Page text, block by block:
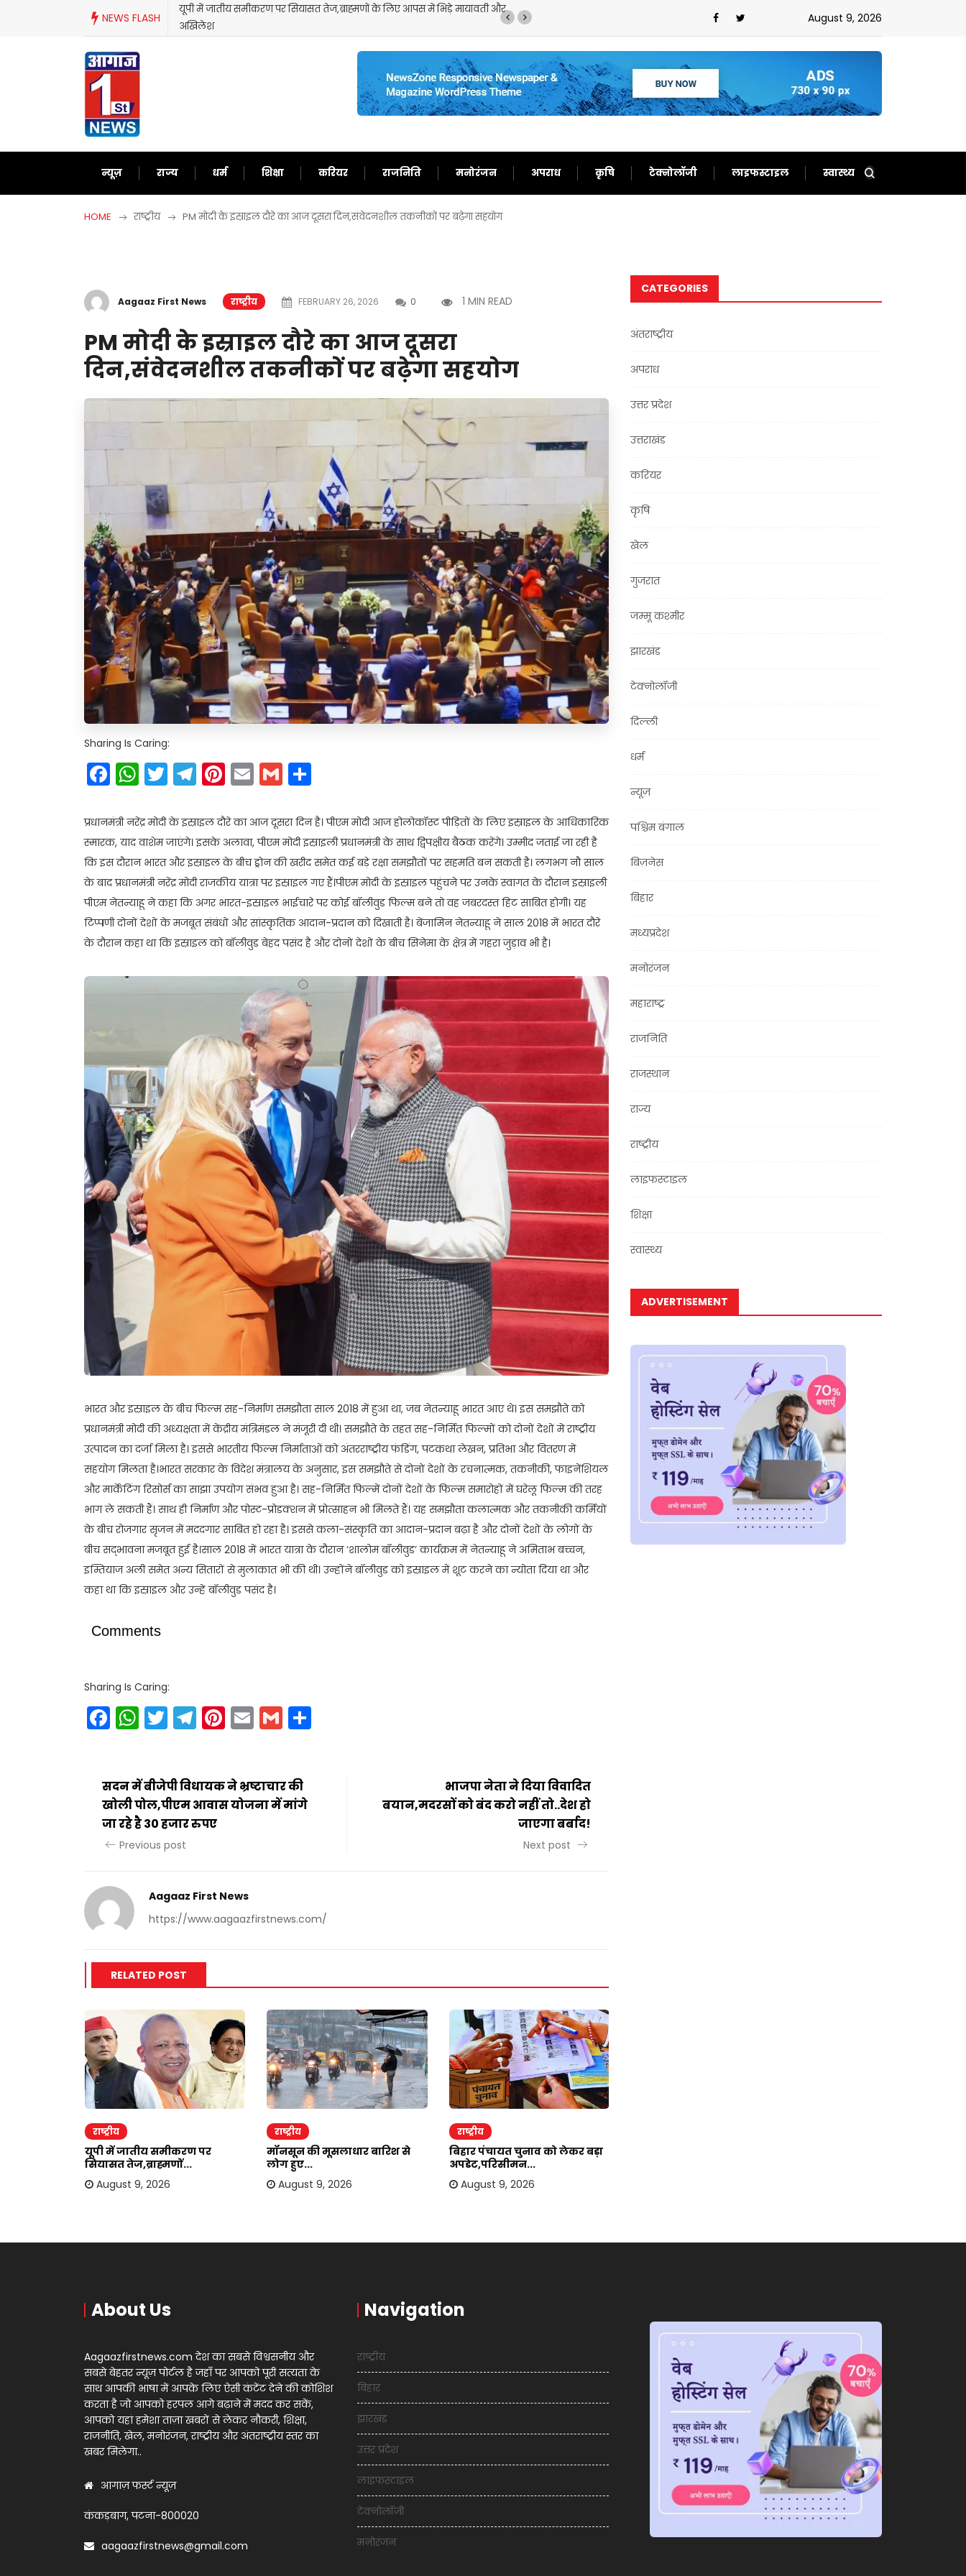
NEWS FLASH
समीकरण पर सियासत तेज,ब्राह्मणों के लिए आपस में भिड़े मायावती और
मॉनसून की मूसलाधार बारिश से लोग हुए परेशान,इन राज्यों के लिए भारी बारिश का अलर्ट हुआ
August 9, 2026
न्यूज़ राज्य धर्म शिक्षा करियर राजनिति मनोरंजन अपराध कृषि टेक्नोलॉजी लाइफस्टाइल स्वास्थ्य
HOME राष्ट्रीय PM मोदी के इस्राइल दौरे का आज दूसरा दिन,संवेदनशील तकनीकों पर बढ़ेगा सहयोग
Aagaaz First News राष्ट्रीय FEBRUARY 26, 2026 0 1 MIN READ
PM मोदी के इस्राइल दौरे का आज दूसरा
दिन,संवेदनशील तकनीकों पर बढ़ेगा सहयोग
Sharing Is Caring:
Facebook
WhatsApp
Twitter
Telegram
Pinterest
EmailGmail
प्रधानमंत्री नरेंद्र मोदी के इस्राइल दौरे का आज दूसरा दिन है। पीएम मोदी आज होलोकॉस्ट पीड़ितों के लिए इस्राइल के आधिकारिक
स्मारक, याद वाशेम जाएंगे। इसके अलावा, पीएम मोदी इस्राइली प्रधानमंत्री के साथ द्विपक्षीय बैठक करेंगे। उम्मीद जताई जा रही है
कि इस दौरान भारत और इस्राइल के बीच ड्रोन की खरीद समेत कई बड़े रक्षा समझौतों पर सहमति बन सकती है। लगभग नौ साल
के बाद प्रधानमंत्री नरेंद्र मोदी राजकीय यात्रा पर इस्राइल गए हैं।पीएम मोदी के इस्राइल पहुंचने पर उनके स्वागत के दौरान इस्राइली
पीएम नेतन्याहू ने कहा कि अगर भारत-इस्राइल भाईचारे पर कोई बॉलीवुड फिल्म बने तो वह जबरदस्त हिट साबित होगी। यह
टिप्पणी दोनों देशों के मजबूत संबंधों और सांस्कृतिक आदान-प्रदान को दिखाती है। बेंजामिन नेतन्याहू ने साल 2018 में भारत दौरे
के दौरान कहा था कि इस्राइल को बॉलीवुड बेहद पसंद है और दोनों देशों के बीच सिनेमा के क्षेत्र में गहरा जुड़ाव भी है।
भारत और इस्राइल के बीच फिल्म सह-निर्माण समझौता साल 2018 में हुआ था, जब नेतन्याहू भारत आए थे। इस समझौते को
प्रधानमंत्री मोदी की अध्यक्षता में केंद्रीय मंत्रिमंडल ने मंजूरी दी थी। समझौते के तहत सह-निर्मित फिल्मों को दोनों देशों में राष्ट्रीय
उत्पादन का दर्जा मिला है। इससे भारतीय फिल्म निर्माताओं को अंतरराष्ट्रीय फंडिंग, पटकथा लेखन, प्रतिभा और वितरण में
सहयोग मिलता है।भारत सरकार के विदेश मंत्रालय के अनुसार, इस समझौते से दोनों देशों के रचनात्मक, तकनीकी, फाइनेंशियल
और मार्केटिंग रिसोर्स का साझा उपयोग संभव हुआ है। सह-निर्मित फिल्में दोनों देशों के फिल्म समारोहों में घरेलू फिल्म की तरह
भाग ले सकती हैं। साथ ही निर्माण और पोस्ट-प्रोडक्शन में प्रोत्साहन भी मिलते हैं। यह समझौता कलात्मक और तकनीकी कर्मियों
के बीच रोजगार सृजन में मददगार साबित हो रहा है। इससे कला-संस्कृति का आदान-प्रदान बढ़ा है और दोनों देशों के लोगों के
बीच सद्भावना मजबूत हुई है।साल 2018 में भारत यात्रा के दौरान ‘शालोम बॉलीवुड’ कार्यक्रम में नेतन्याहू ने अमिताभ बच्चन,
इम्तियाज अली समेत अन्य सितारों से मुलाकात भी की थी। उन्होंने बॉलीवुड को इस्राइल में शूट करने का न्योता दिया था और
कहा था कि इस्राइल और उन्हें बॉलीवुड पसंद है।
Comments
Sharing Is Caring:
Facebook
WhatsApp
Twitter
Telegram
Pinterest
EmailGmail
सदन में बीजेपी विधायक ने भ्रष्टाचार की
खोली पोल,पीएम आवास योजना में मांगे
जा रहे है 30 हजार रुपए
Previous post
भाजपा नेता ने दिया विवादित
बयान,मदरसों को बंद करो नहीं तो..देश हो
जाएगा बर्बाद!
Next post
Aagaaz First News
https://www.aagaazfirstnews.com/
RELATED POST
राष्ट्रीय
यूपी में जातीय समीकरण पर
सियासत तेज,ब्राह्मणों...
August 9, 2026
राष्ट्रीय
मॉनसून की मूसलाधार बारिश से
लोग हुए...
August 9, 2026
राष्ट्रीय
बिहार पंचायत चुनाव को लेकर बड़ा
अपडेट,परिसीमन...
August 9, 2026
CATEGORIES
अंतराष्ट्रीय
अपराध
उत्तर प्रदेश
उत्तराखंड
करियर
कृषि
खेल
गुजरात
जम्मू कश्मीर
झारखंड
टेक्नोलॉजी
दिल्ली
धर्म
न्यूज़
पश्चिम बंगाल
बिज़नेस
बिहार
मध्यप्रदेश
मनोरंजन
महाराष्ट्र
राजनिति
राजस्थान
राज्य
राष्ट्रीय
लाइफस्टाइल
शिक्षा
स्वास्थ्य
ADVERTISEMENT
About Us
Aagaazfirstnews.com देश का सबसे विश्वसनीय और
सबसे बेहतर न्यूज़ पोर्टल है जहाँ पर आपको पूरी सत्यता के
साथ आपकी भाषा में आपके लिए ऐसी कंटेंट देने की कोशिश
करता है जो आपको हरपल आगे बढ़ाने में मदद कर सकें,
आपको यहां हमेशा ताज़ा खबरों से लेकर नौकरी, शिक्षा,
राजनीति, खेल, मनोरंजन, राष्ट्रीय और अंतराष्ट्रीय स्तर का
खबर मिलेगा..
आगाज़ फर्स्ट न्यूज़
कंकड़बाग, पटना-800020
aagaazfirstnews@gmail.com
Navigation
राष्ट्रीय
बिहार
झारखंड
उत्तर प्रदेश
लाइफस्टाइल
टेक्नोलॉजी
मनोरंजन